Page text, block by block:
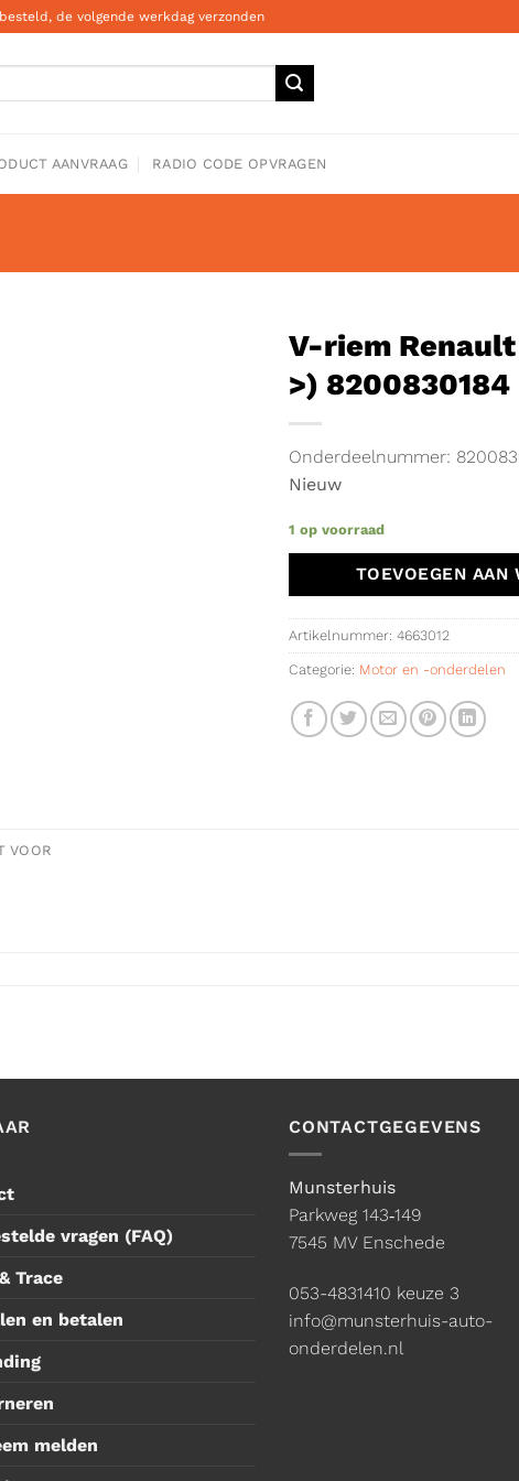
de volgende werkdag verzonden
AANVRAAG RADIO CODE OPVRAGEN
V-riem
>) 8200830184
Onderdeelnummer:
Nieuw
1 op voorraad
TOEVOEGEN AAN
Artikelnummer: 4663012
Categorie: Motor en -onderdelen
VOOR
vragen (FAQ)
Trace
en betalen
melden
CONTACTGEGEVENS
Munsterhuis
Parkweg 143‑149
7545 MV Enschede
053-4831410 keuze 3
info@munsterhuis-auto-
onderdelen.nl